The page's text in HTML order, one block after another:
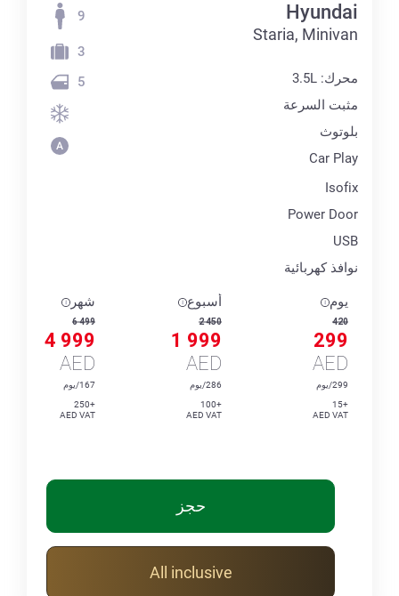
Hyundai
Staria, Minivan
محرك: 3.5L
مثبت السرعة
بلوتوث
Car Play
Isofix
Power Door
USB
نوافذ كهربائية
9
3
5
يوم
420
299
AED
299/يوم
+15
AED VAT
أسبوع
2 450
1 999
AED
286/يوم
+100
AED VAT
شهر
6 499
4 999
AED
167/يوم
+250
AED VAT
حجز
All inclusive